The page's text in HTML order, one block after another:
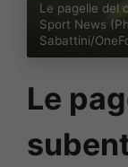
Le pagelle del
Sport News
Sabattini/
Le